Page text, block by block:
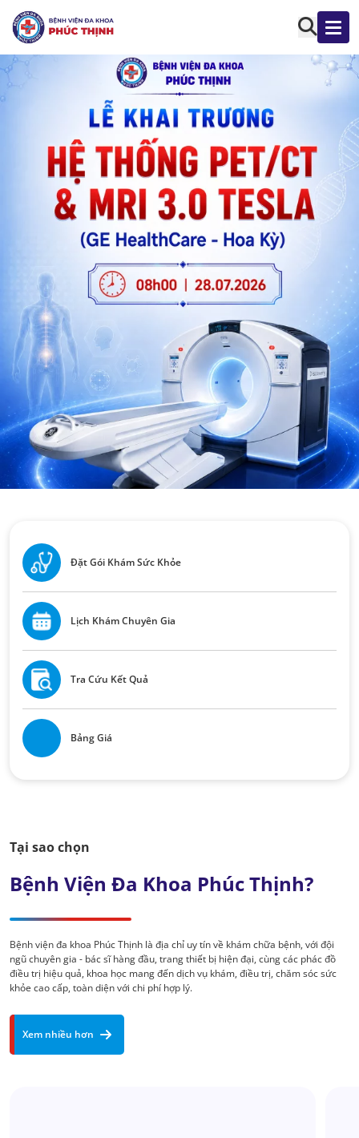
Đặt Gói Khám Sức Khỏe
Lịch Khám Chuyên Gia
Tra Cứu Kết Quả
Bảng Giá
Tại sao chọn
Bệnh Viện Đa Khoa Phúc Thịnh?
Bệnh viện đa khoa Phúc Thịnh là địa chỉ uy tín về khám chữa bệnh, với đội
ngũ chuyên gia - bác sĩ hàng đầu, trang thiết bị hiện đại, cùng các phác đồ
điều trị hiệu quả, khoa học mang đến dịch vụ khám, điều trị, chăm sóc sức
khỏe cao cấp, toàn diện với chi phí hợp lý.
Xem nhiều hơn